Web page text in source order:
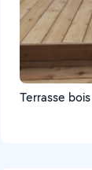
Terrasse bois